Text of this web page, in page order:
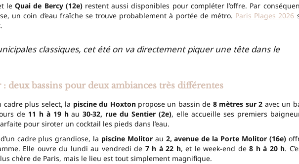
leQuai de Bercy (12e)restent aussi disponibles pour compléter l’offre. Par
un coin d’eau fraîche se trouve probablement à portée de métro. Paris Plages 2026
.
classiques, cet été on va directement piquer une tête dans le
deux bassins pour deux ambiances très différentes
cadre plus select, la piscine du Hoxtonpropose un bassin de 8 mètres sur 2 avec un
de 11 h à 19 hau30-32, rue du Sentier (2e), elle accueille ses premiers
pour siroter un cocktail les pieds dans l’eau.
cadre plus grandiose, la piscine Molitorau 2, avenue de la Porte Molitor (16e)
Elle ouvre du lundi au vendredi de 7 h à 22 h, et le week-end de 8 h à 20 h.
chère de Paris, mais le lieu est tout simplement magnifique.